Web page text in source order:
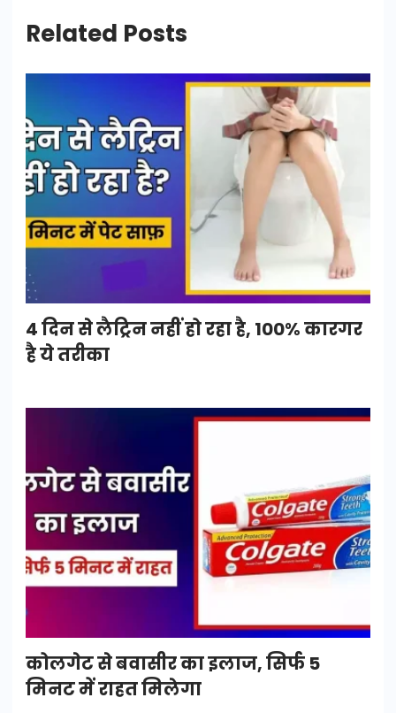
Related Posts
4 दिन से लैट्रिन नहीं हो रहा है, 100% कारगर
है ये तरीका
कोलगेट से बवासीर का इलाज, सिर्फ 5
मिनट में राहत मिलेगा